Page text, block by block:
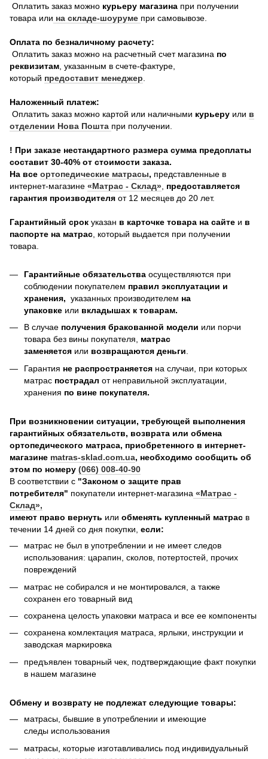
Оплатить заказ можно курьеру магазина при получении
товара или на складе-шоуруме при самовывозе.
Оплата по безналичному расчету:
Оплатить заказ можно на расчетный счет магазина по
реквизитам , указанным в счете-фактуре,
который предоставит менеджер
Наложенный платеж:
Оплатить заказ можно картой или наличными курьеру или в
отделении Нова Пошта при получении.
! При заказе нестандартного размера сумма предоплаты
составит 30-40% от стоимости заказа.
На все ортопедические матрасы, представленные в
интернет-магазине «Матрас - Склад» предоставляется
гарантия производителя от 12 месяцев до 20 лет.
Гарантийный срок указан в карточке товара на сайте и в
паспорте на матрас , который выдается при получении
товара.
Гарантийные обязательства осуществляются при
соблюдении покупателем правил эксплуатации и
хранения, указанных производителем на
упаковке или вкладышах к товарам.
В случае получения бракованной модели или порчи
товара без вины покупателя, матрас
заменяется или возвращаются деньги.
Гарантия не распространяется на случаи, при которых
матрас пострадал от неправильной эксплуатации,
хранения по вине покупателя.
При возникновении ситуации, требующей выполнения
гарантийных обязательств, возврата или обмена
ортопедического матраса, приобретенного в интернет-
магазине matras-sklad.com.ua, необходимо сообщить об
этом по номеру (066) 008-40-90
В соответствии с "Законом о защите прав
потребителя" покупатели интернет-магазина «Матрас -
Склад»,
имеют право вернуть или обменять купленный матрас в
течении 14 дней со дня покупки, если:
матрас не был в употреблении и не имеет следов
использования: царапин, сколов, потертостей, прочих
повреждений
матрас не собирался и не монтировался, а также
сохранен его товарный вид
сохранена целость упаковки матраса и все ее компоненты
сохранена комлектация матраса, ярлыки, инструкции и
заводская маркировка
предъявлен товарный чек, подтверждающие факт покупки
в нашем магазине
Обмену и возврату не подлежат следующие товары:
матрасы, бывшие в употреблении и имеющие
следы использования
матрасы, которые изготавливались под индивидуальный